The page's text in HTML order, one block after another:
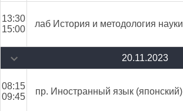
13:30
15:00
лаб История и методология науки
20.11.2023
08:15
09:45
пр. Иностранный язык (японский)